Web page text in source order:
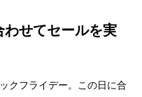
せてセールを実
クフライデー。この日に合